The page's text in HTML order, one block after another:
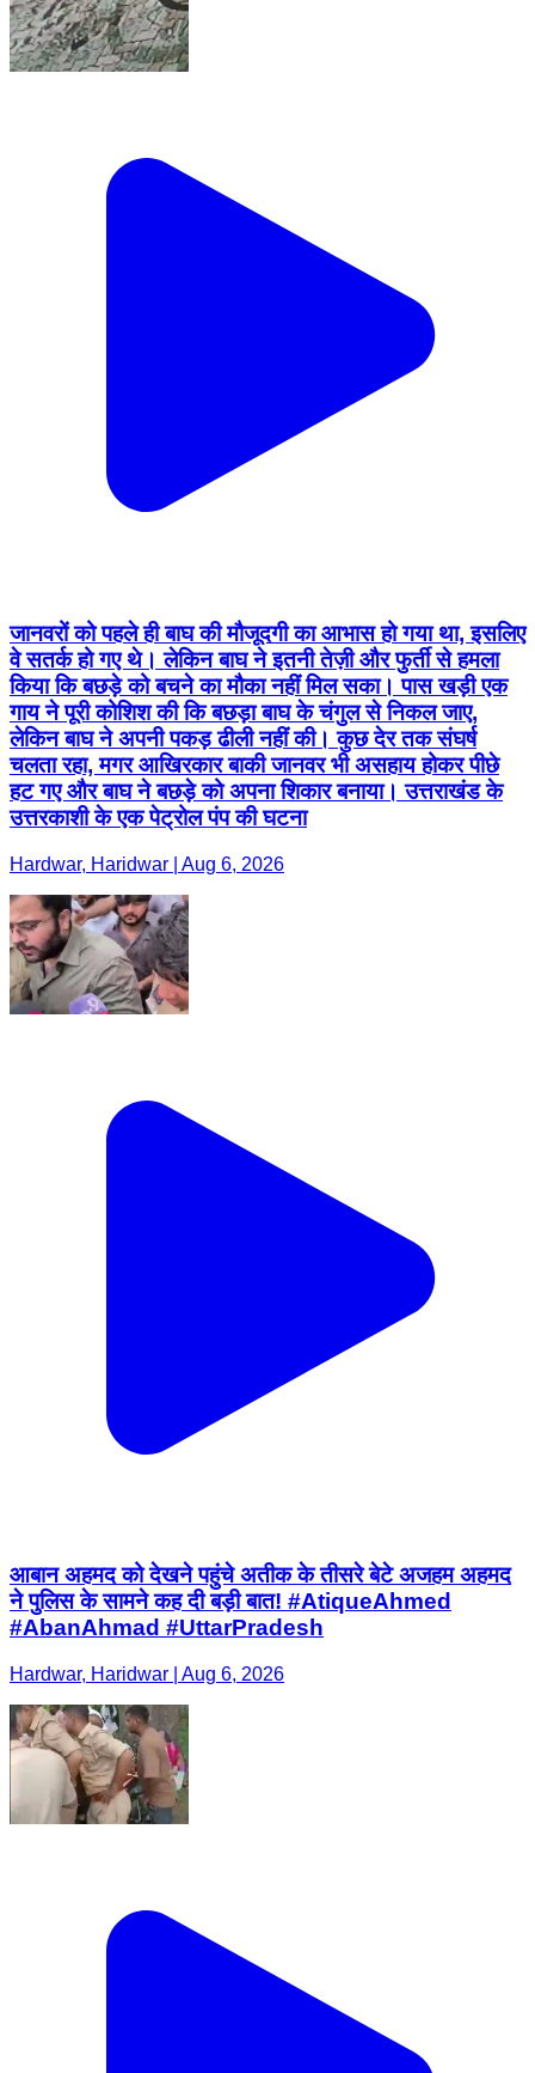
जानवरों को पहले ही बाघ की मौजूदगी का आभास हो गया था, इसलिए
वे सतर्क हो गए थे। लेकिन बाघ ने इतनी तेज़ी और फुर्ती से हमला
किया कि बछड़े को बचने का मौका नहीं मिल सका। पास खड़ी एक
गाय ने पूरी कोशिश की कि बछड़ा बाघ के चंगुल से निकल जाए,
लेकिन बाघ ने अपनी पकड़ ढीली नहीं की। कुछ देर तक संघर्ष
चलता रहा, मगर आखिरकार बाकी जानवर भी असहाय होकर पीछे
हट गए और बाघ ने बछड़े को अपना शिकार बनाया‌। उत्तराखंड के
उत्तरकाशी के एक पेट्रोल पंप की घटना
Hardwar, Haridwar | Aug 6, 2026
आबान अहमद को देखने पहुंचे अतीक के तीसरे बेटे अजहम अहमद
ने पुलिस के सामने कह दी बड़ी बात! #AtiqueAhmed
#AbanAhmad #UttarPradesh
Hardwar, Haridwar | Aug 6, 2026